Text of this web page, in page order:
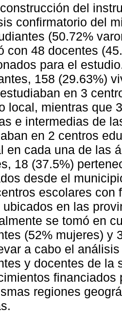
del
confirmatorio del
(50.72%
con 48 docentes
para el
158 (29.63%)
en 3
local, mientras que
e intermedias de
en 2 centros
en cada una de las
18 (37.5%)
desde el
escolares con
ubicados en las
se tomó en
(52% mujeres) y
a cabo el
y docentes de la
financiados
regiones